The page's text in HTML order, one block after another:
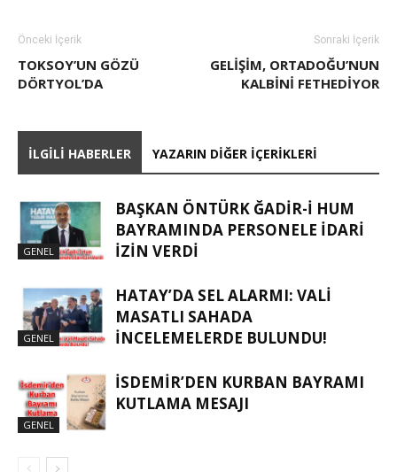
Önceki İçerik
TOKSOY’UN GÖZÜ
DÖRTYOL’DA
Sonraki İçerik
GELIŞIM, ORTADOĞU’NUN
KALBINI FETHEDIYOR
İLGILI HABERLER YAZARIN DIĞER İÇERIKLERI
GENEL
BAŞKAN ÖNTÜRK ĞADIR-İ HUM
BAYRAMINDA PERSONELE İDARI
İZIN VERDI
GENEL
HATAY’DA SEL ALARMI: VALI
MASATLI SAHADA
İNCELEMELERDE BULUNDU!
GENEL
İSDEMIR’DEN KURBAN BAYRAMI
KUTLAMA MESAJI